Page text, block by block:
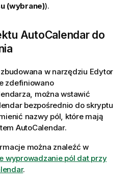
(wybrane)).
AutoCalendar do
w narzędziu Edytor
zdefiniowano
można wstawić
bezpośrednio do skryptu
nazwy pól, które mają
AutoCalendar.
można znaleźć w
wyprowadzanie pól dat przy
.